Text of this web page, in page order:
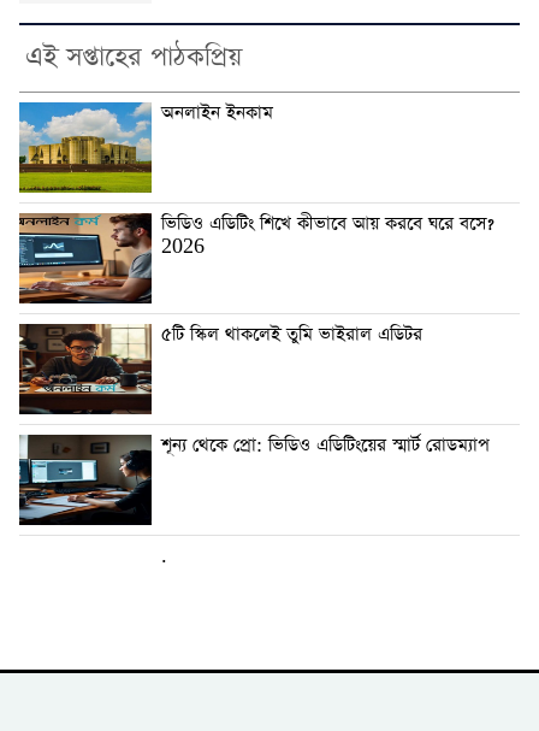
এই সপ্তাহের পাঠকপ্রিয়
অনলাইন ইনকাম
ভিডিও এডিটিং শিখে কীভাবে আয় করবে ঘরে বসে?
2026
৫টি স্কিল থাকলেই তুমি ভাইরাল এডিটর
শূন্য থেকে প্রো: ভিডিও এডিটিংয়ের স্মার্ট রোডম্যাপ
.